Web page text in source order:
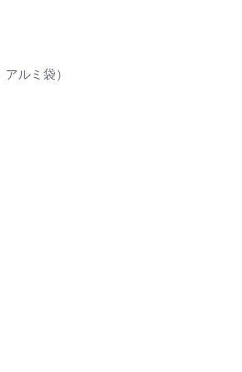
ルミ袋）